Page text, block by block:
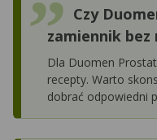
Czy
zamiennik bez
Dla Duomen
recepty. Warto
dobrać odpowiedni